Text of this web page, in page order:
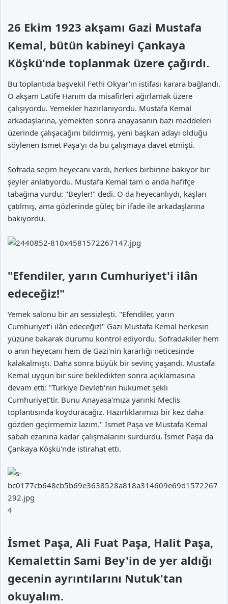
26 Ekim 1923 akşamı Gazi Mustafa
Kemal, bütün kabineyi Çankaya
Köşkü'nde toplanmak üzere çağırdı.​
Bu toplantıda başvekil Fethi Okyar'ın istifası karara bağlandı.
O akşam Latife Hanım da misafirleri ağırlamak üzere
çalışıyordu. Yemekler hazırlanıyordu. Mustafa Kemal
arkadaşlarına, yemekten sonra anayasanın bazı maddeleri
üzerinde çalışacağını bildirmiş, yeni başkan adayı olduğu
söylenen İsmet Paşa'yı da bu çalışmaya davet etmişti.
Sofrada seçim heyecanı vardı, herkes birbirine bakıyor bir
şeyler anlatıyordu. Mustafa Kemal tam o anda hafifçe
tabağına vurdu: "Beyler!" dedi. O da heyecanlıydı, kaşları
çatılmış, ama gözlerinde güleç bir ifade ile arkadaşlarına
bakıyordu.
"Efendiler, yarın Cumhuriyet'i ilân
edeceğiz!"​
Yemek salonu bir an sessizleşti. "Efendiler, yarın
Cumhuriyet'i ilân edeceğiz!" Gazi Mustafa Kemal herkesin
yüzüne bakarak durumu kontrol ediyordu. Sofradakiler hem
o anın heyecanı hem de Gazi'nin kararlığı neticesinde
kalakalmıştı. Daha sonra büyük bir sevinç yaşandı. Mustafa
Kemal uygun bir süre bekledikten sonra açıklamasına
devam etti: "Türkiye Devleti'nin hükümet şekli
Cumhuriyet'tir. Bunu Anayasa'mıza yarınki Meclis
toplantısında koyduracağız. Hazırlıklarımızı bir kez daha
gözden geçirmemiz lazım." İsmet Paşa ve Mustafa Kemal
sabah ezanına kadar çalışmalarını sürdürdü. İsmet Paşa da
Çankaya Köşkü'nde istirahat etti.
4
İsmet Paşa, Ali Fuat Paşa, Halit Paşa,
Kemalettin Sami Bey'in de yer aldığı
gecenin ayrıntılarını Nutuk'tan
okuyalım.​